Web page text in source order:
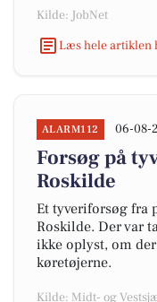
Kilde: JobNet
Læs hele artiklen
ALARM112 06-08-
Forsøg på
Roskilde
Et tyveriforsøg fra
Roskilde. Der var
ikke oplyst, om
køretøjerne.
Kilde: Midt- og